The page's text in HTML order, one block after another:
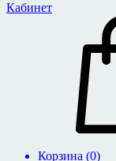
Кабинет
Корзина (0)